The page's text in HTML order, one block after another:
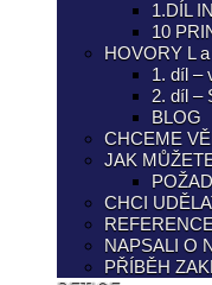
1.DÍL
10
HOVORY L
1. díl –
2. díl –
BLOG
CHCEME
JAK
CHCI
REFERENCE
NAPSALI O
PŘÍBĚH